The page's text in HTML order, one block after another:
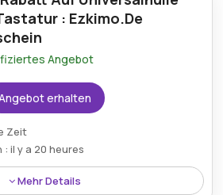
: Ezkimo.De
Angebot
erhalten
Zeit
il y a 20 heures
Mehr Details